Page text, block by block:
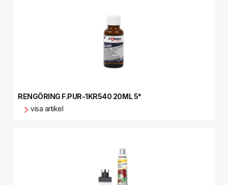
RENGÖRING F.PUR-1KR540 20ML 5*
visa artikel